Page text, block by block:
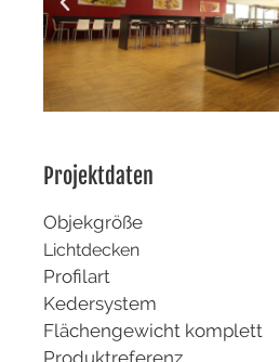
Projektdaten
Objekgröße ca.
Lichtdecken ca.
Profilart
Kedersystem
Flächengewicht